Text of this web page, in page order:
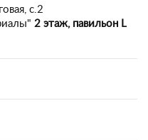
с.2
2 этаж, павильон L